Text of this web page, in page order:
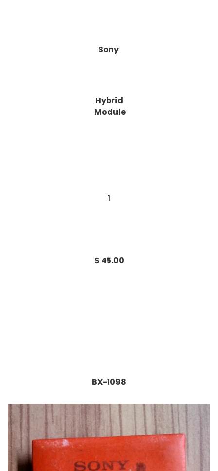
Sony
Hybrid
Module
1
$ 45.00
BX-1098